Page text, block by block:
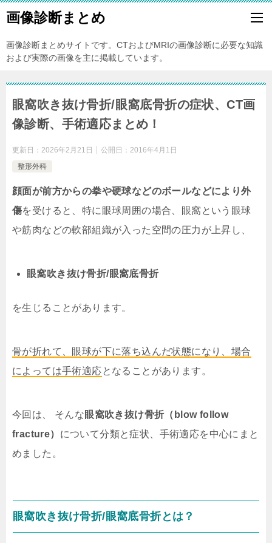
画像診断まとめ
画像診断まとめサイトです。CTおよびMRIの画像診断に必要な知識
および実際の画像を主に掲載しています。
眼窩吹き抜け骨折/眼窩底骨折の症状、CT画
像診断、手術適応まとめ！
更新日： 2026年2月21日 公開日： 2016年4月1日
整形外科
顔面が前方からの拳や硬球などのボールなどにより外
傷を受けると、特に眼球周囲の場合、眼窩という眼球
や筋肉などの軟部組織が入った空間の圧力が上昇し、
眼窩吹き抜け骨折/眼窩底骨折
を生じることがあります。
骨が折れて、眼球が下に落ち込んだ状態になり、 場合
によっては手術適応となることがあります。
今回は、 そんな眼窩吹き抜け骨折（blow follow
fracture） について分類と症状、手術適応を中心にまと
めました。
眼窩吹き抜け骨折/眼窩底骨折とは？